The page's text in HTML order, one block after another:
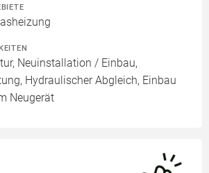
Neuinstallation / Einbau,
Hydraulischer Abgleich, Einbau
Neugerät